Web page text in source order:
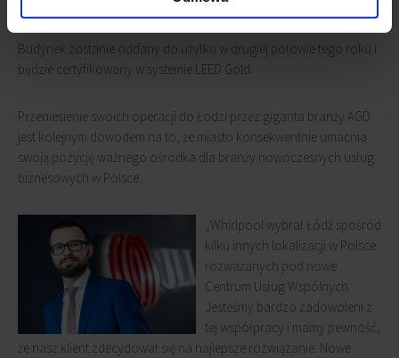
Budynek zostanie oddany do użytku w drugiej połowie tego roku i
będzie certyfikowany w systemie LEED Gold.
Przeniesienie swoich operacji do Łodzi przez giganta branży AGD
jest kolejnym dowodem na to, że miasto konsekwentnie umacnia
swoją pozycję ważnego ośrodka dla branży nowoczesnych usług
biznesowych w Polsce.
„Whirlpool wybrał Łódź spośród
kilku innych lokalizacji w Polsce
rozważanych pod nowe
Centrum Usług Wspólnych.
Jesteśmy bardzo zadowoleni z
tej współpracy i mamy pewność,
że nasz klient zdecydował się na najlepsze rozwiązanie. Nowe